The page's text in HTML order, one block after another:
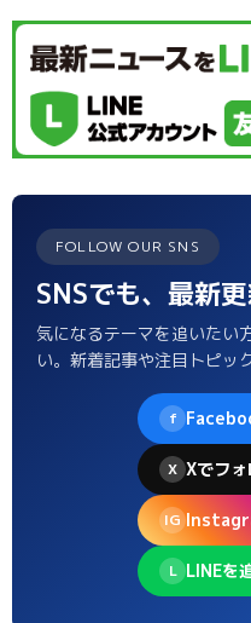
FOLLOW OUR SNS
SNSでも、最新
気になるテーマを追いたい
い。新着記事や注目トピッ
f
X Xでフ
IG
L LINEを